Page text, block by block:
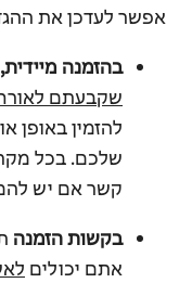
אפשר לעדכן את
בהזמנה מיידית,
שקבעתם
להזמין באופן
שלכם. בכל
קשר אם יש
בקשות הזמנה
אתם יכולים